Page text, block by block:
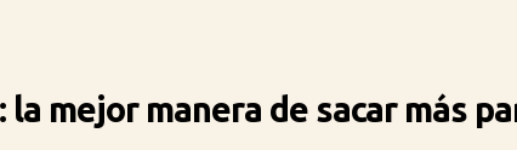
la mejor manera de sacar más